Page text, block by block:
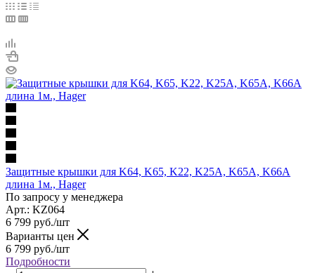
Защитные крышки для K64, K65, K22, K25A, K65A, K66A
длина 1м., Hager
По запросу у менеджера
Арт.: KZ064
6 799 руб./шт
Варианты цен
6 799 руб./шт
Подробности